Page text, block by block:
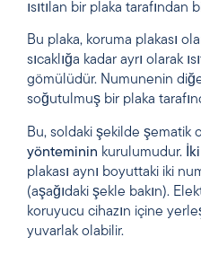
ısıtılan bir plaka tarafından
Bu plaka, koruma plakası
sıcaklığa kadar ayrı olarak
gömülüdür. Numunenin diğer
soğutulmuş bir plaka
Bu, soldaki şekilde şematik
yönteminin kurulumudur.
plakası aynı boyuttaki iki
(aşağıdaki şekle bakın).
koruyucu cihazın içine
yuvarlak olabilir.